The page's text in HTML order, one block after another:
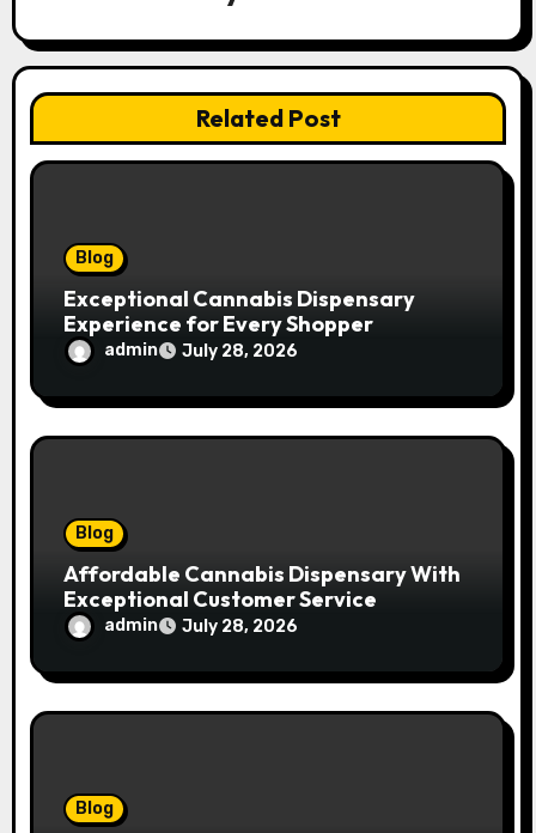
a
t
o
Related Post
Blog
Exceptional Cannabis Dispensary
Experience for Every Shopper
admin July 28, 2026
Blog
Affordable Cannabis Dispensary With
Exceptional Customer Service
admin July 28, 2026
Blog